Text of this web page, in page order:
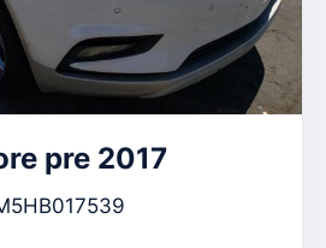
pre 2017